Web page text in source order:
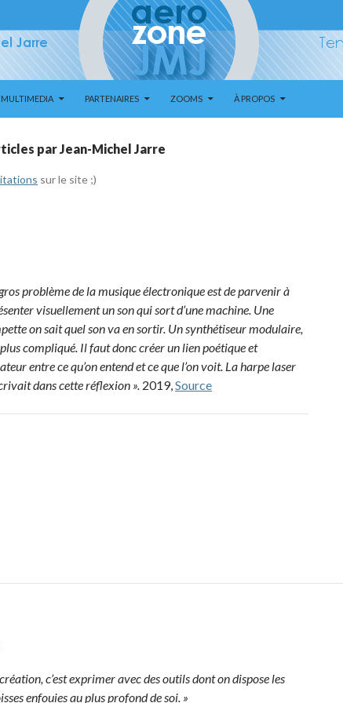
MULTIMEDIA PARTENAIRES ZOOMS À PROPOS
par Jean-Michel Jarre
sur le site ;)
problème de la musique électronique est de parvenir à
visuellement un son qui sort d’une machine. Une
on sait quel son va en sortir. Un synthétiseur modulaire,
plus compliqué. Il faut donc créer un lien poétique et
entre ce qu’on entend et ce que l’on voit. La harpe laser
dans cette réflexion ». 2019,Source
c’est exprimer avec des outils dont on dispose les
enfouies au plus profond de soi. »